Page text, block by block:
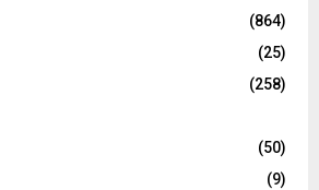
(864)
(25)
(258)
(50)
(9)